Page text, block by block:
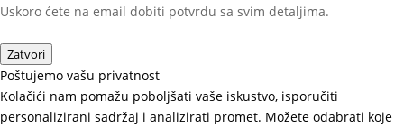
Uskoro ćete na email dobiti potvrdu sa svim detaljima.
Zatvori
Poštujemo vašu privatnost
Kolačići nam pomažu poboljšati vaše iskustvo, isporučiti
personalizirani sadržaj i analizirati promet. Možete odabrati koje